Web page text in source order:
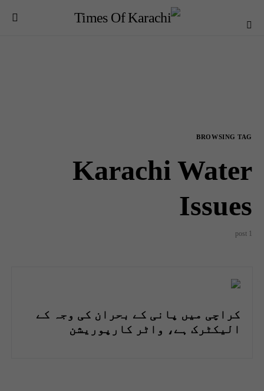
BROWSING TAG
Karachi Water
Issues
1 post
کراچی میں پانی کے بحران کی وجہ کے
الیکٹرک ہے، واٹر کارپوریشن